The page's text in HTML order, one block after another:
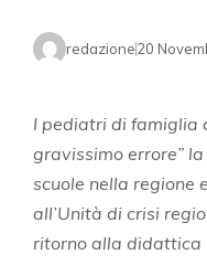
redazione20
I pediatri di famiglia
gravissimo errore”
scuole nella regione
all’Unità di crisi
ritorno alla didattica